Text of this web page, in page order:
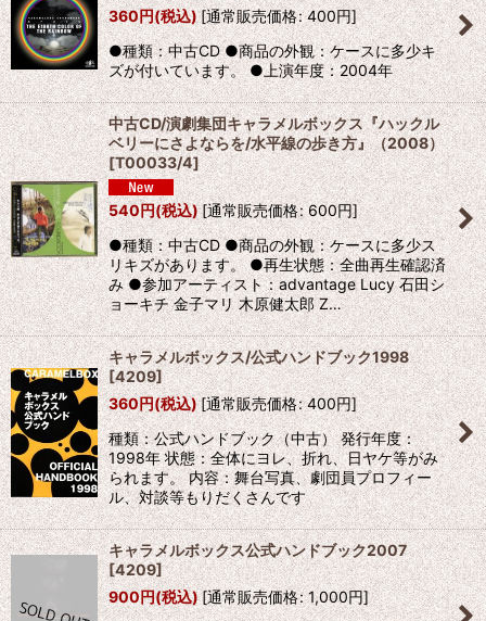
360円(税込) [通常販売価格: 400円]
●種類：中古CD ●商品の外観：ケースに多少キ
ズが付いています。 ●上演年度：2004年
中古CD/演劇集団キャラメルボックス『ハックル
ベリーにさよならを/水平線の歩き方』（2008）
[T00033/4]
540円(税込) [通常販売価格: 600円]
●種類：中古CD ●商品の外観：ケースに多少ス
リキズがあります。 ●再生状態：全曲再生確認済
み ●参加アーティスト：advantage Lucy 石田シ
ョーキチ 金子マリ 木原健太郎 Z…
キャラメルボックス/公式ハンドブック1998
[4209]
360円(税込)[通常販売価格: 400円]
種類：公式ハンドブック（中古） 発行年度：
1998年 状態：全体にヨレ、折れ、日ヤケ等がみ
られます。 内容：舞台写真、劇団員プロフィー
ル、対談等もりだくさんです
キャラメルボックス公式ハンドブック2007
[4209]
900円(税込) [通常販売価格: 1,000円]